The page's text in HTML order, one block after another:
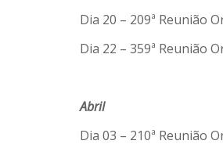
Dia 20 – 209ª Reunião
Dia 22 – 359ª Reunião
Abril
Dia 03 – 210ª Reunião